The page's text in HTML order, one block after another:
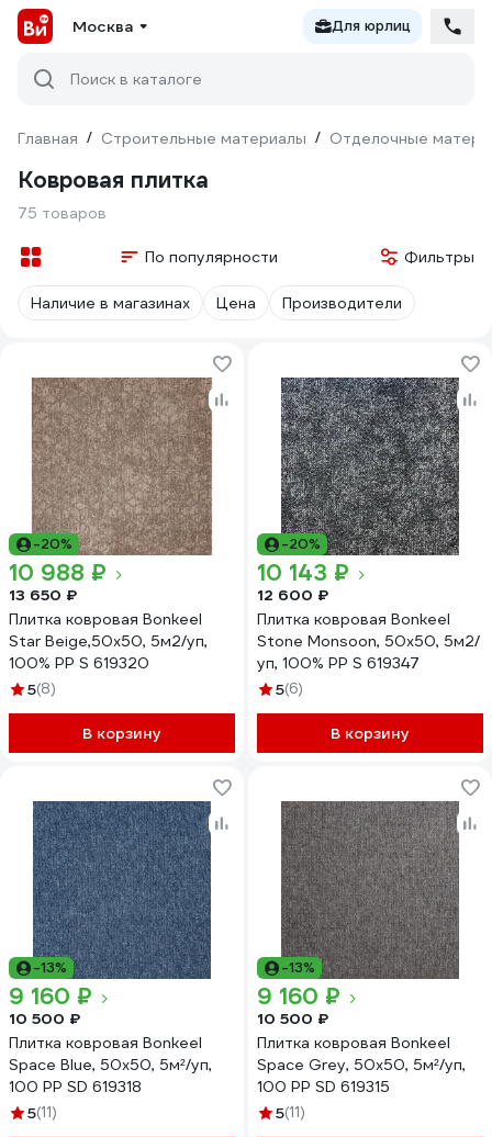
Москва Для юрлиц
Поиск в каталоге
Главная / Строительные материалы / Отделочные
Ковровая плитка
75 товаров
По популярности Фильтры
Наличие в магазинах Цена Производители
-20%
10 988 ₽
13 650 ₽
Плитка ковровая Bonkeel
Star Beige,50x50, 5м2/уп,
100% PP S 619320
5(8)
В корзину
-20%
10 143 ₽
12 600 ₽
Плитка ковровая Bonkeel
Stone Monsoon, 50x50, 5м2/
уп, 100% PP S 619347
5(6)
В корзину
-13%
9 160 ₽
10 500 ₽
Плитка ковровая Bonkeel
Space Blue, 50x50, 5м²/уп,
100 PP SD 619318
5(11)
-13%
9 160 ₽
10 500 ₽
Плитка ковровая Bonkeel
Space Grey, 50x50, 5м²/уп,
100 PP SD 619315
5(11)